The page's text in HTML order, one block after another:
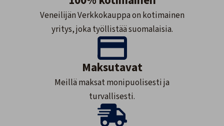
Veneilijän Verkkokauppa on kotimainen
yritys, joka työllistää suomalaisia.
Maksutavat
Meillä maksat monipuolisesti ja
turvallisesti.